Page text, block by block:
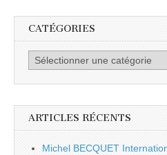
CATÉGORIES
Catégories
ARTICLES RÉCENTS
Michel BECQUET